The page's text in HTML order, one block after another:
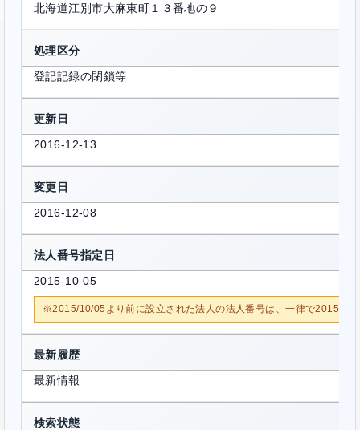
北海道江別市大麻東町１３番地の９
処理区分
登記記録の閉鎖等
更新日
2016-12-13
変更日
2016-12-08
法人番号指定日
2015-10-05
※2015/10/05より前に設立された法人の法人番号は、一律で2015/10/
最新履歴
最新情報
検索状態